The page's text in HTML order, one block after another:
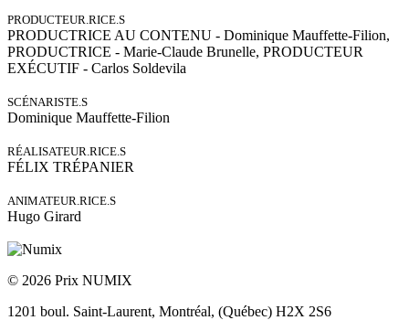
PRODUCTEUR.RICE.S
PRODUCTRICE AU CONTENU - Dominique Mauffette-Filion,
PRODUCTRICE - Marie-Claude Brunelle, PRODUCTEUR
EXÉCUTIF - Carlos Soldevila
SCÉNARISTE.S
Dominique Mauffette-Filion
RÉALISATEUR.RICE.S
FÉLIX TRÉPANIER
ANIMATEUR.RICE.S
Hugo Girard
© 2026 Prix NUMIX
1201 boul. Saint-Laurent, Montréal, (Québec) H2X 2S6